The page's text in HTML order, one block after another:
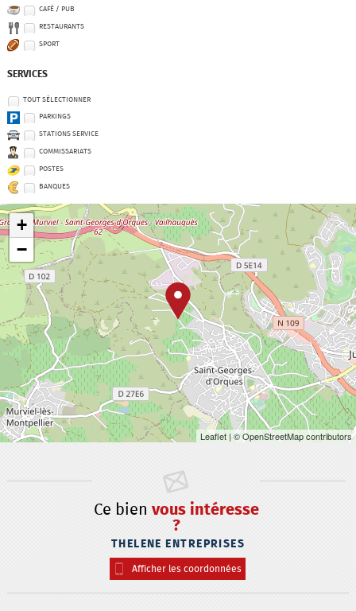
CAFÉ / PUB
RESTAURANTS
SPORT
SERVICES
TOUT SÉLECTIONNER
PARKINGS
STATIONS SERVICE
COMMISSARIATS
POSTES
BANQUES
+
−
Leaflet| © OpenStreetMap contributors
Ce bien vous intéresse
?
THELENE ENTREPRISES
Afficher les coordonnées